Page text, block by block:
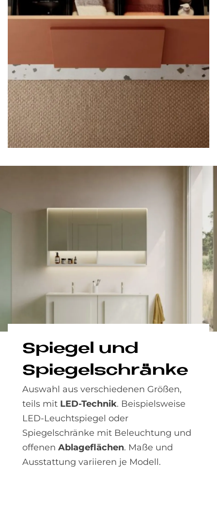
Spie­gel und
Spie­gel­schrän­ke
Auswahl aus verschiedenen Größen,
teils mit LED-Technik. Beispielsweise
LED-Leuchtspiegel oder
Spiegelschränke mit Beleuchtung und
offenen Ablageflächen. Maße und
Ausstattung variieren je Modell.